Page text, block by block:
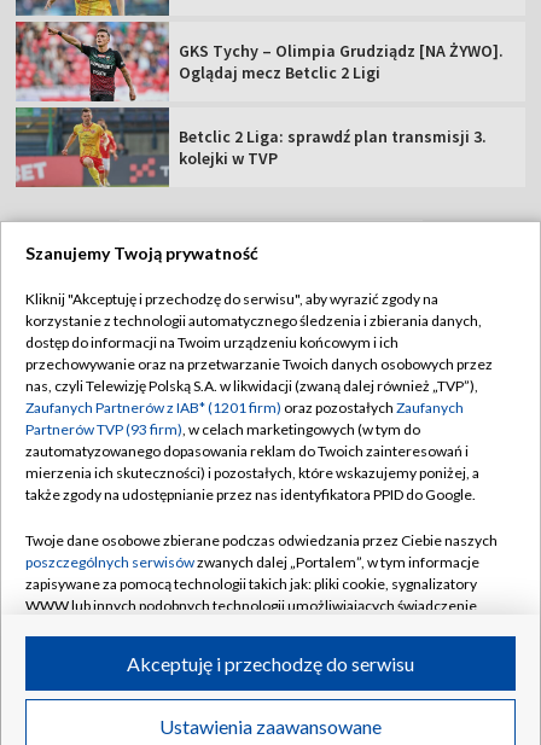
Transmisje Wideo
GKS Tychy – Olimpia Grudziądz [NA ŻYWO].
Oglądaj mecz Betclic 2 Ligi
Betclic 2 Liga: sprawdź plan transmisji 3.
kolejki w TVP
Abonament TVP
Sklep TVP
Biuro Reklamy
Oferta Handlowa
Telegazeta ogłoszenia
Rada Programowa
Ogłoszenia przetargowe
Akademia Telewizyjna
Informacje o nadawcy
Regulamin TVP
Polityka prywatności
Moje zgody
Biuro reklamy
Kontakt
Kanały
©2026 Telewizja Polska Spółka Akcyjna w likwidacji
Szanujemy Twoją prywatność
Kliknij "Akceptuję i przechodzę do serwisu", aby wyrazić zgody na
korzystanie z technologii automatycznego śledzenia i zbierania danych,
dostęp do informacji na Twoim urządzeniu końcowym i ich
przechowywanie oraz na przetwarzanie Twoich danych osobowych przez
nas, czyli Telewizję Polską S.A. w likwidacji (zwaną dalej również „TVP”),
Zaufanych Partnerów z IAB* (1201 firm) oraz pozostałych Zaufanych
Partnerów TVP (93 firm), w celach marketingowych (w tym do
zautomatyzowanego dopasowania reklam do Twoich zainteresowań i
mierzenia ich skuteczności) i pozostałych, które wskazujemy poniżej, a
także zgody na udostępnianie przez nas identyfikatora PPID do Google.
Twoje dane osobowe zbierane podczas odwiedzania przez Ciebie naszych
poszczególnych serwisówzwanych dalej „Portalem”, w tym informacje
zapisywane za pomocą technologii takich jak: pliki cookie, sygnalizatory
WWW lub innych podobnych technologii umożliwiających świadczenie
ruchu w Internecie.
Twoje dane osobowe zbierane podczas odwiedzania przez Ciebie
poszczególnych serwisówna Portalu, takie jak adresy IP, identyfikatory
Ustawienia zaawansowane
Akceptuję i przechodzę do serwisu